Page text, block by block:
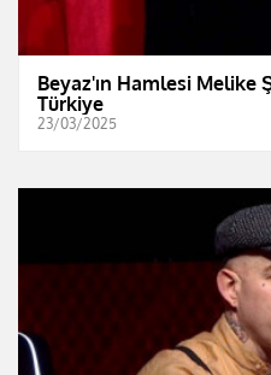
Beyaz'ın Hamlesi Melike
Türkiye
23/03/2025